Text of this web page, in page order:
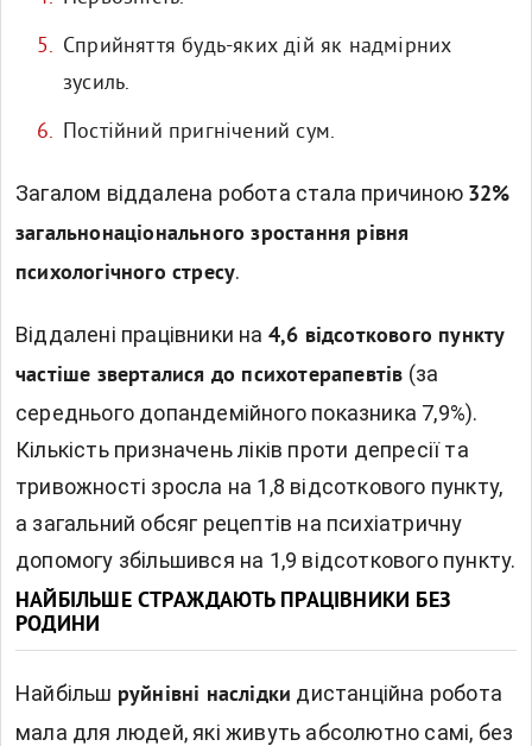
Сприйняття будь-яких дій як надмірних
зусиль.
Постійний пригнічений сум.
Загалом віддалена робота стала причиною 32%
загальнонаціонального зростання рівня
психологічного стресу.
Віддалені працівники на 4,6 відсоткового пункту
частіше зверталися до психотерапевтів (за
середнього допандемійного показника 7,9%).
Кількість призначень ліків проти депресії та
тривожності зросла на 1,8 відсоткового пункту,
а загальний обсяг рецептів на психіатричну
допомогу збільшився на 1,9 відсоткового пункту.
НАЙБІЛЬШЕ СТРАЖДАЮТЬ ПРАЦІВНИКИ БЕЗ
РОДИНИ
Найбільш руйнівні наслідки дистанційна робота
мала для людей, які живуть абсолютно самі, без